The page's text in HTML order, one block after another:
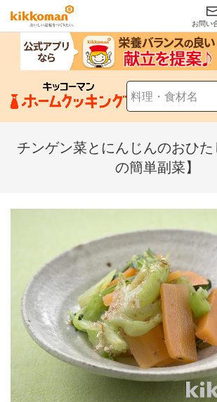
お問い
チンゲン菜とにんじんのおひ
の簡単副菜】